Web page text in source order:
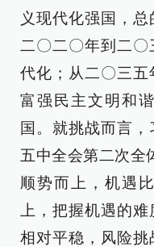
义现代化强国，
二〇二〇年到二
代化；从二〇三
富强民主文明和
国。就挑战而言
五中全会第二次全
顺势而上，机遇
上，把握机遇的
相对平稳，风险